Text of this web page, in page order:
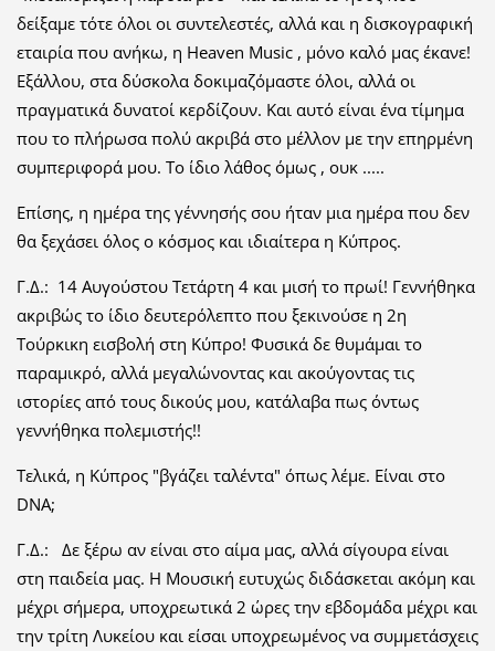
δείξαμε τότε όλοι οι συντελεστές, αλλά και η δισκογραφική
εταιρία που ανήκω, η Heaven Music , μόνο καλό μας έκανε!
Εξάλλου, στα δύσκολα δοκιμαζόμαστε όλοι, αλλά οι
πραγματικά δυνατοί κερδίζουν. Και αυτό είναι ένα τίμημα
που το πλήρωσα πολύ ακριβά στο μέλλον με την επηρμένη
συμπεριφορά μου. Το ίδιο λάθος όμως , ουκ .....
Επίσης, η ημέρα της γέννησής σου ήταν μια ημέρα που δεν
θα ξεχάσει όλος ο κόσμος και ιδιαίτερα η Κύπρος.
Γ.Δ.: 14 Αυγούστου Τετάρτη 4 και μισή το πρωί! Γεννήθηκα
ακριβώς το ίδιο δευτερόλεπτο που ξεκινούσε η 2η
Τούρκικη εισβολή στη Κύπρο! Φυσικά δε θυμάμαι το
παραμικρό, αλλά μεγαλώνοντας και ακούγοντας τις
ιστορίες από τους δικούς μου, κατάλαβα πως όντως
γεννήθηκα πολεμιστής!!
Τελικά, η Κύπρος "βγάζει ταλέντα" όπως λέμε. Είναι στο
DNA;
Γ.Δ.: Δε ξέρω αν είναι στο αίμα μας, αλλά σίγουρα είναι
στη παιδεία μας. Η Μουσική ευτυχώς διδάσκεται ακόμη και
μέχρι σήμερα, υποχρεωτικά 2 ώρες την εβδομάδα μέχρι και
την τρίτη Λυκείου και είσαι υποχρεωμένος να συμμετάσχεις